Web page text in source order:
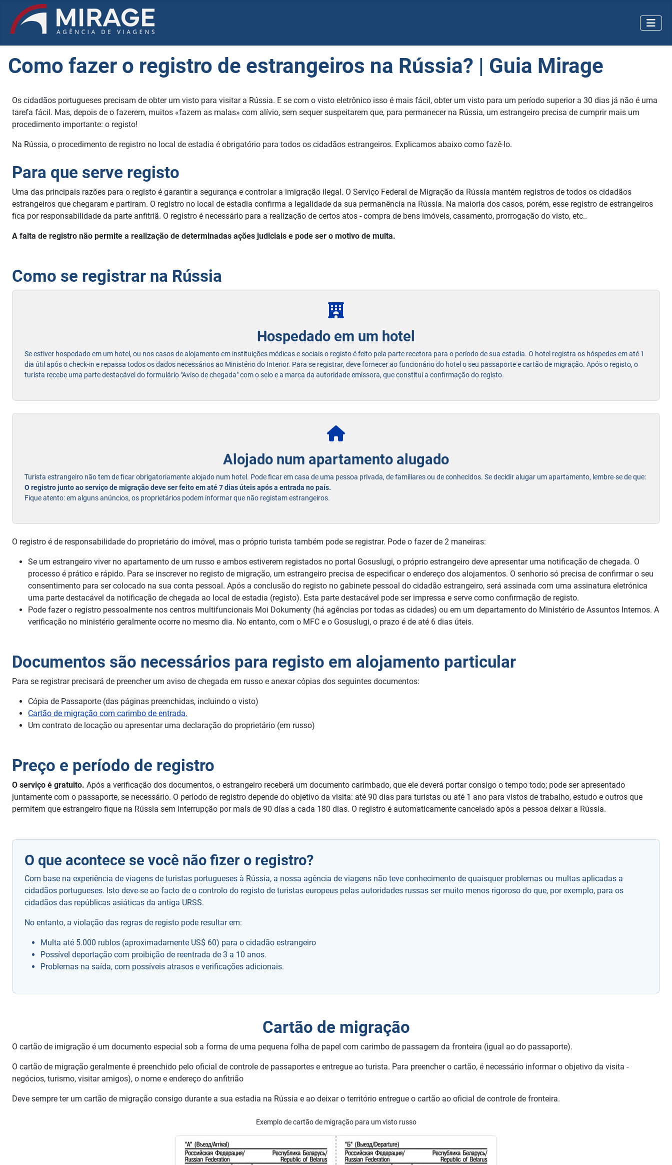
Como fazer o registro de estrangeiros na Rússia? | Guia Mirage
Os cidadãos portugueses precisam de obter um visto para visitar a Rússia. E se com o visto eletrônico isso é mais fácil, obter um visto para um período superior a 30 dias já não é uma
tarefa fácil. Mas, depois de o fazerem, muitos «fazem as malas» com alívio, sem sequer suspeitarem que, para permanecer na Rússia, um estrangeiro precisa de cumprir mais um
procedimento importante: o registo!
Na Rússia, o procedimento de registro no local de estadia é obrigatório para todos os cidadãos estrangeiros. Explicamos abaixo como fazê-lo.
Para que serve registo
Uma das principais razões para o registo é garantir a segurança e controlar a imigração ilegal. O Serviço Federal de Migração da Rússia mantém registros de todos os cidadãos
estrangeiros que chegaram e partiram. O registro no local de estadia confirma a legalidade da sua permanência na Rússia. Na maioria dos casos, porém, esse registro de estrangeiros
fica por responsabilidade da parte anfitriã. O registro é necessário para a realização de certos atos - compra de bens imóveis, casamento, prorrogação do visto, etc..
A falta de registro não permite a realização de determinadas ações judiciais e pode ser o motivo de multa.
Como se registrar na Rússia
Hospedado em um hotel
Se estiver hospedado em um hotel, ou nos casos de alojamento em instituições médicas e sociais o registo é feito pela parte recetora para o período de sua estadia. O hotel registra os hóspedes em até 1
dia útil após o check-in e repassa todos os dados necessários ao Ministério do Interior. Para se registrar, deve fornecer ao funcionário do hotel o seu passaporte e cartão de migração. Após o registo, o
turista recebe uma parte destacável do formulário "Aviso de chegada" com o selo e a marca da autoridade emissora, que constitui a confirmação do registo.
Alojado num apartamento alugado
Turista estrangeiro não tem de ficar obrigatoriamente alojado num hotel. Pode ficar em casa de uma pessoa privada, de familiares ou de conhecidos. Se decidir alugar um apartamento, lembre-se de que:
O registro junto ao serviço de migração deve ser feito em até 7 dias úteis após a entrada no país.
Fique atento: em alguns anúncios, os proprietários podem informar que não registam estrangeiros.
O registro é de responsabilidade do proprietário do imóvel, mas o próprio turista também pode se registrar. Pode o fazer de 2 maneiras:
Se um estrangeiro viver no apartamento de um russo e ambos estiverem registados no portal Gosuslugi, o próprio estrangeiro deve apresentar uma notificação de chegada. O
processo é prático e rápido. Para se inscrever no registo de migração, um estrangeiro precisa de especificar o endereço dos alojamentos. O senhorio só precisa de confirmar o seu
consentimento para ser colocado na sua conta pessoal. Após a conclusão do registo no gabinete pessoal do cidadão estrangeiro, será assinada com uma assinatura eletrónica
uma parte destacável da notificação de chegada ao local de estadia (registo). Esta parte destacável pode ser impressa e serve como confirmação de registo.
Pode fazer o registro pessoalmente nos centros multifuncionais Moi Dokumenty (há agências por todas as cidades) ou em um departamento do Ministério de Assuntos Internos. A
verificação no ministério geralmente ocorre no mesmo dia. No entanto, com o MFC e o Gosuslugi, o prazo é de até 6 dias úteis.
Documentos são necessários para registo em alojamento particular
Para se registrar precisará de preencher um aviso de chegada em russo e anexar cópias dos seguintes documentos:
Cópia de Passaporte (das páginas preenchidas, incluindo o visto)
Cartão de migração com carimbo de entrada.
Um contrato de locação ou apresentar uma declaração do proprietário (em russo)
Preço e período de registro
O serviço é gratuito. Após a verificação dos documentos, o estrangeiro receberá um documento carimbado, que ele deverá portar consigo o tempo todo; pode ser apresentado
juntamente com o passaporte, se necessário. O período de registro depende do objetivo da visita: até 90 dias para turistas ou até 1 ano para vistos de trabalho, estudo e outros que
permitem que estrangeiro fique na Rússia sem interrupção por mais de 90 dias a cada 180 dias. O registro é automaticamente cancelado após a pessoa deixar a Rússia.
O que acontece se você não fizer o registro?
Com base na experiência de viagens de turistas portugueses à Rússia, a nossa agência de viagens não teve conhecimento de quaisquer problemas ou multas aplicadas a
cidadãos portugueses. Isto deve-se ao facto de o controlo do registo de turistas europeus pelas autoridades russas ser muito menos rigoroso do que, por exemplo, para os
cidadãos das repúblicas asiáticas da antiga URSS.
No entanto, a violação das regras de registo pode resultar em:
Multa até 5.000 rublos (aproximadamente US$ 60) para o cidadão estrangeiro
Possível deportação com proibição de reentrada de 3 a 10 anos.
Problemas na saída, com possíveis atrasos e verificações adicionais.
Cartão de migração
O cartão de imigração é um documento especial sob a forma de uma pequena folha de papel com carimbo de passagem da fronteira (igual ao do passaporte).
O cartão de migração geralmente é preenchido pelo oficial de controle de passaportes e entregue ao turista. Para preencher o cartão, é necessário informar o objetivo da visita -
negócios, turismo, visitar amigos), o nome e endereço do anfitrião
Deve sempre ter um cartão de migração consigo durante a sua estadia na Rússia e ao deixar o território entregue o cartão ao oficial de controle de fronteira.
Exemplo de cartão de migração para um visto russo